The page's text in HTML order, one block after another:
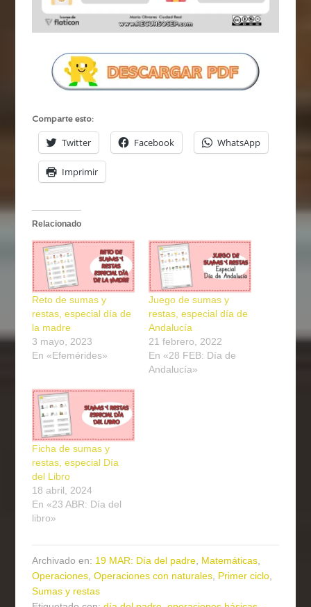
Comparte esto:
Twitter Facebook WhatsApp
Imprimir
Relacionado
Reto de sumas y
restas, especial día de
la madre
3 mayo, 2023
En «Efemérides»
Juego de sumas y
restas, especial día de
Andalucía
21 febrero, 2022
En «28 FEB: Día de
Andalucía»
Ficha de sumas y
restas, especial Día
del Libro
18 abril, 2024
En «23 ABR: Día del
libro»
Archivado en: 19 MAR: Día del padre, Matemáticas,
Operaciones,Operaciones con naturales, Primer ciclo,
Sumas y restas